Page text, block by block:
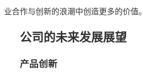
业合作与创新的浪潮中创造更多的价值。
公司的未来发展展望
产品创新